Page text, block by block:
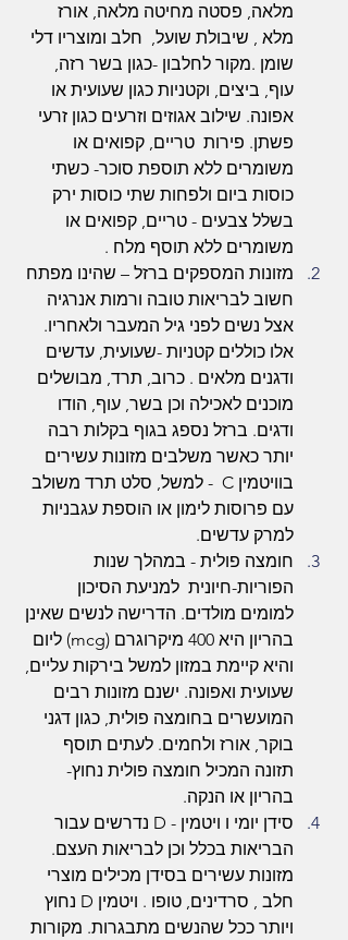
מלאה, פסטה מחיטה מלאה, אורז
מלא , שיבולת שועל,  חלב ומוצריו דלי
שומן .מקור לחלבון -כגון בשר רזה,
עוף, ביצים, וקטניות כגון שעועית או
אפונה. שילוב אגוזים וזרעים כגון זרעי
פשתן. פירות  טריים, קפואים או
משומרים ללא תוספת סוכר- כשתי
כוסות ביום ולפחות שתי כוסות ירק
בשלל צבעים - טריים, קפואים או
משומרים ללא תוסף מלח .
מזונות המספקים ברזל – שהינו מפתח
חשוב לבריאות טובה ורמות אנרגיה
אצל נשים לפני גיל המעבר ולאחריו.
אלו כוללים קטניות -שעועית, עדשים
ודגנים מלאים . כרוב, תרד, מבושלים
מוכנים לאכילה וכן בשר, עוף, הודו
ודגים. ברזל נספג בגוף בקלות רבה
יותר כאשר משלבים מזונות עשירים
בוויטמין C  - למשל, סלט תרד משולב
עם פרוסות לימון או הוספת עגבניות
למרק עדשים.
חומצה פולית - במהלך שנות
הפוריות-חיונית  למניעת הסיכון
למומים מולדים. הדרישה לנשים שאינן
בהריון היא 400 מיקרוגרם (mcg) ליום
והיא קיימת במזון למשל בירקות עליים,
שעועית ואפונה. ישנם מזונות רבים
המועשרים בחומצה פולית, כגון דגני
בוקר, אורז ולחמים. לעתים תוסף
תזונה המכיל חומצה פולית נחוץ-
בהריון או הנקה.
סידן יומי ו ויטמין - D נדרשים עבור
הבריאות בכלל וכן לבריאות העצם.
מזונות עשירים בסידן מכילים מוצרי
חלב , סרדינים, טופו . ויטמין D נחוץ
ויותר ככל שהנשים מתבגרות. מקורות